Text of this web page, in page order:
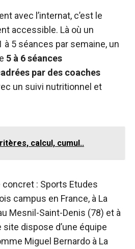
avec l’internat, c’est le
accessible. Là où un
5 séances par semaine, un
5 à 6 séances
par des coaches
un suivi nutritionnel et
calcul, cumul..
: Sports Etudes
campus en France, à La
Mesnil-Saint-Denis (78) et à
site dispose d’une équipe
Miguel Bernardo à La